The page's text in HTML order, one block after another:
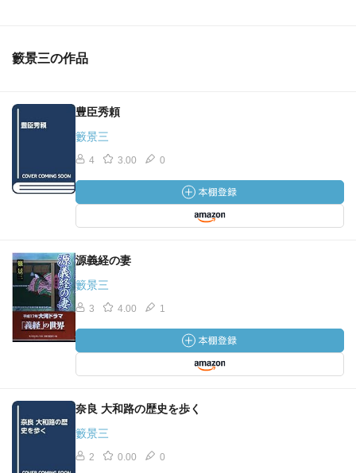
籔景三の作品
豊臣秀頼
籔景三
4 3.00 0
源義経の妻
籔景三
3 4.00 1
奈良 大和路の歴史を歩く
籔景三
2 0.00 0